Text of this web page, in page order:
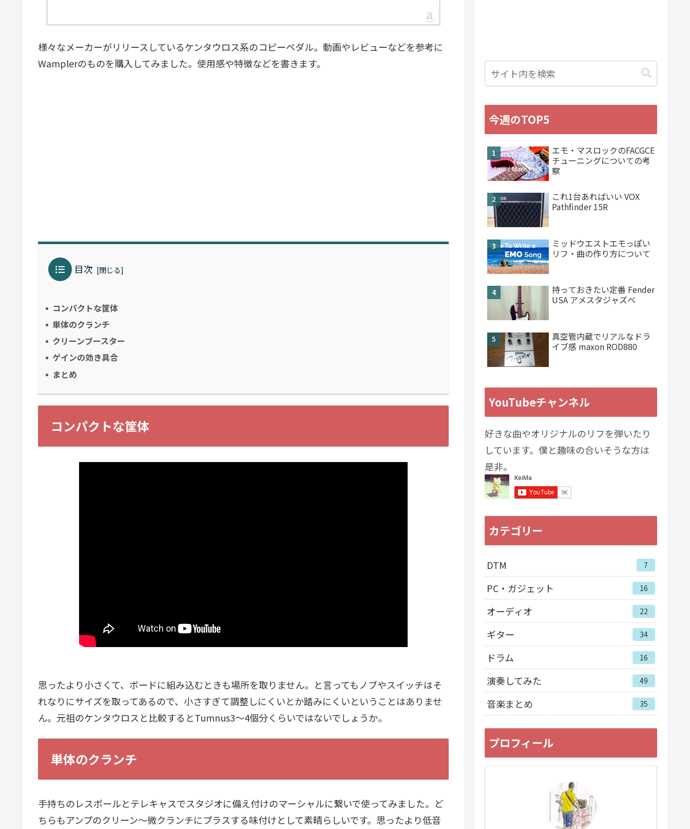
様々なメーカーがリリースしているケンタウロス系のコピーペダル。動画やレビューなどを参考に
Wamplerのものを購入してみました。使用感や特徴などを書きます。
目次
コンパクトな筐体
単体のクランチ
クリーンブースター
ゲインの効き具合
まとめ
コンパクトな筐体
思ったより小さくて、ボードに組み込むときも場所を取りません。と言ってもノブやスイッチはそ
れなりにサイズを取ってあるので、小さすぎて調整しにくいとか踏みにくいということはありませ
ん。元祖のケンタウロスと比較するとTumnus3～4個分くらいではないでしょうか。
単体のクランチ
手持ちのレスポールとテレキャスでスタジオに備え付けのマーシャルに繋いで使ってみました。ど
ちらもアンプのクリーン～微クランチにプラスする味付けとして素晴らしいです。思ったより低音
今週のTOP5
エモ・マスロックのFACGCE
チューニングについての考
察
これ1台あればいい VOX
Pathfinder 15R
ミッドウエストエモっぽい
リフ・曲の作り方について
持っておきたい定番 Fender
USA アメスタジャズベ
真空管内蔵でリアルなドラ
イブ感 maxon ROD880
YouTubeチャンネル
好きな曲やオリジナルのリフを弾いたり
しています。僕と趣味の合いそうな方は
是非。
カテゴリー
DTM 7
PC・ガジェット 16
オーディオ 22
ギター 34
ドラム 16
演奏してみた 49
音楽まとめ 35
プロフィール